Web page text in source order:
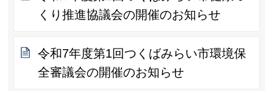
くり推進協議会の開催のお知らせ
令和7年度第1回つくばみらい市環境保
全審議会の開催のお知らせ